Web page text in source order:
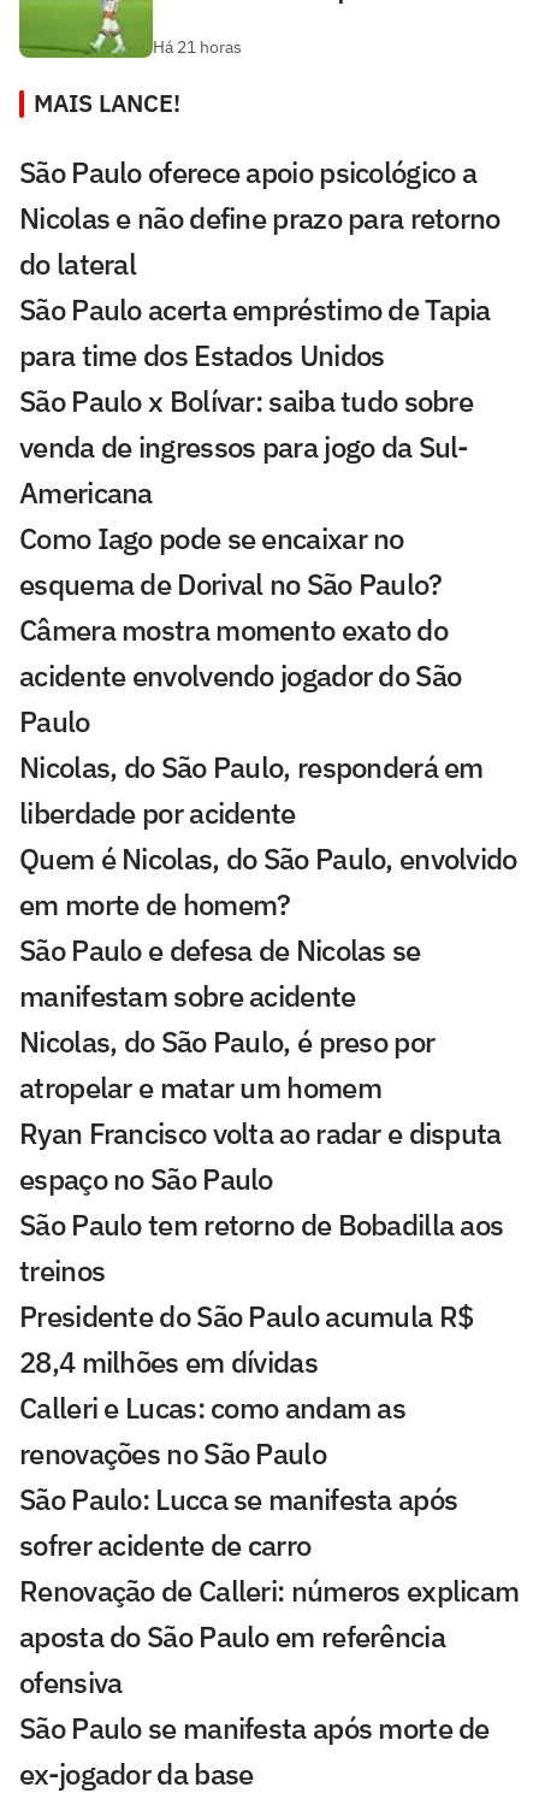
Há 21 horas
MAIS LANCE!
São Paulo oferece apoio psicológico a
Nicolas e não define prazo para retorno
do lateral
São Paulo acerta empréstimo de Tapia
para time dos Estados Unidos
São Paulo x Bolívar: saiba tudo sobre
venda de ingressos para jogo da Sul-
Americana
Como Iago pode se encaixar no
esquema de Dorival no São Paulo?
Câmera mostra momento exato do
acidente envolvendo jogador do São
Paulo
Nicolas, do São Paulo, responderá em
liberdade por acidente
Quem é Nicolas, do São Paulo, envolvido
em morte de homem?
São Paulo e defesa de Nicolas se
manifestam sobre acidente
Nicolas, do São Paulo, é preso por
atropelar e matar um homem
Ryan Francisco volta ao radar e disputa
espaço no São Paulo
São Paulo tem retorno de Bobadilla aos
treinos
Presidente do São Paulo acumula R$
28,4 milhões em dívidas
Calleri e Lucas: como andam as
renovações no São Paulo
São Paulo: Lucca se manifesta após
sofrer acidente de carro
Renovação de Calleri: números explicam
aposta do São Paulo em referência
ofensiva
São Paulo se manifesta após morte de
ex-jogador da base